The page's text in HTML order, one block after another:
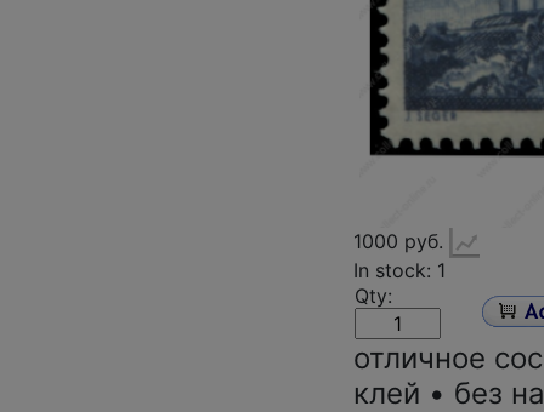
1000 руб.
In stock: 1
Qty:
отличное
клей • без